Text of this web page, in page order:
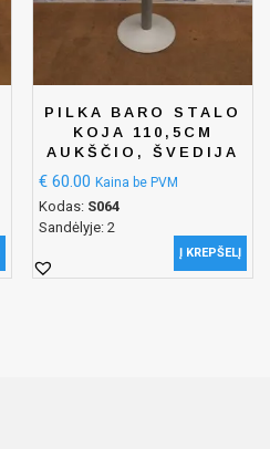
PILKA BARO STALO
KOJA 110,5CM
AUKŠČIO, ŠVEDIJA
€ 60.00 Kaina be PVM
Kodas: S064
Sandėlyje: 2
Į KREPŠELĮ